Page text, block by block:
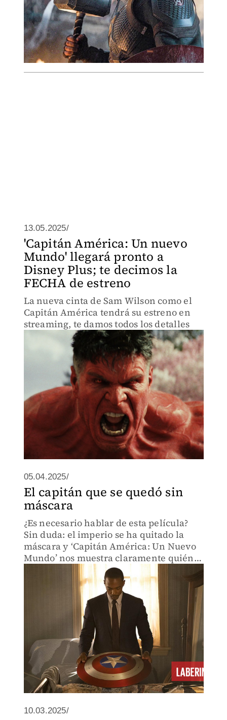
13.05.2025/
'Capitán América: Un nuevo
Mundo' llegará pronto a
Disney Plus; te decimos la
FECHA de estreno
La nueva cinta de Sam Wilson como el
Capitán América tendrá su estreno en
streaming, te damos todos los detalles
05.04.2025/
El capitán que se quedó sin
máscara
¿Es necesario hablar de esta película?
Sin duda: el imperio se ha quitado la
máscara y ‘Capitán América: Un Nuevo
Mundo’ nos muestra claramente quién
10.03.2025/